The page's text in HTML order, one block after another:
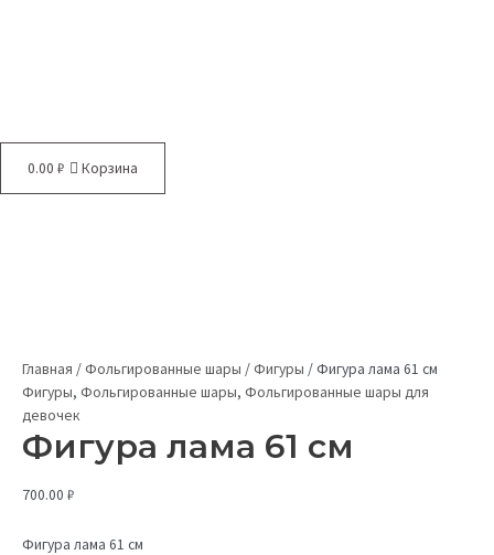
0.00 ₽ Корзина
Главная /Фольгированные шары /Фигуры /Фигура лама 61 см
Фигуры, Фольгированные шары, Фольгированные шары для
девочек
Фигура лама 61 см
700.00 ₽
Фигура лама 61 см